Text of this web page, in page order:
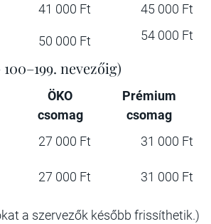
41 000 Ft 45 000 Ft
50 000 Ft 54 000 Ft
nevezőig)
ÖKO
csomag
Prémium
csomag
27 000 Ft
31 000 Ft
27 000 Ft 31 000 Ft
a szervezők később frissíthetik.)